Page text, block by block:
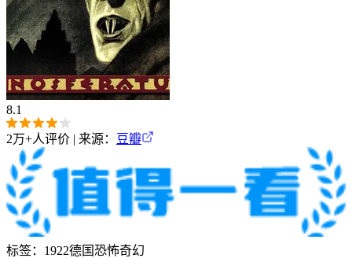
8.1
2万+人评价 | 来源： 豆瓣
标签： 1922德国恐怖奇幻